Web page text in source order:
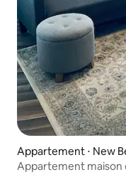
Appartement ⋅ New
Appartement maison